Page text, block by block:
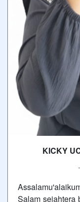
KICKY
Salam sejahtera